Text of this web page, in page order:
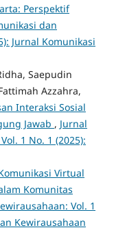
Perspektif
dan
Jurnal Komunikasi
Saepudin
Azzahra,
Interaksi Sosial
Jawab , Jurnal
1 No. 1 (2025):
Virtual
Komunitas
Vol. 1
Kewirausahaan